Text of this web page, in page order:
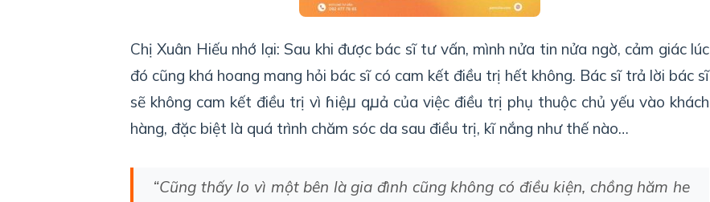
Chị Xuân Hiếu nhớ lại: Sau khi được bác sĩ tư vấn, mình nửa tin nửa ngờ, cảm giác lúc
đó cũng khá hoang mang hỏi bác sĩ có cam kết điều trị hết không. Bác sĩ trả lời bác sĩ
sẽ không cam kết điều trị vì ɦіệꙡ qꙡả của việc điều trị phụ thuộc chủ yếu vào khách
hàng, đặc biệt là quá trình chăm sóc da sau điều trị, kĩ nắng như thế nào…
“Cũng thấy lo vì một bên là gia đình cũng không có điều kiện, chồng hăm he